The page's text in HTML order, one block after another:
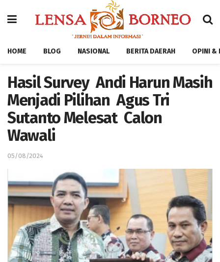
HOME BLOG NASIONAL BERITA DAERAH OPINI &
Hasil Survey Andi Harun Masih
Menjadi Pilihan Agus Tri
Sutanto Melesat Calon
Wawali
05/08/2024